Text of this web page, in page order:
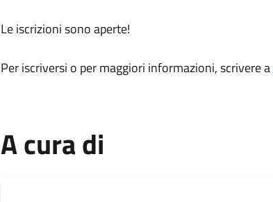
Le iscrizioni sono aperte!
Per iscriversi o per maggiori informazioni, scrivere a
A cura di